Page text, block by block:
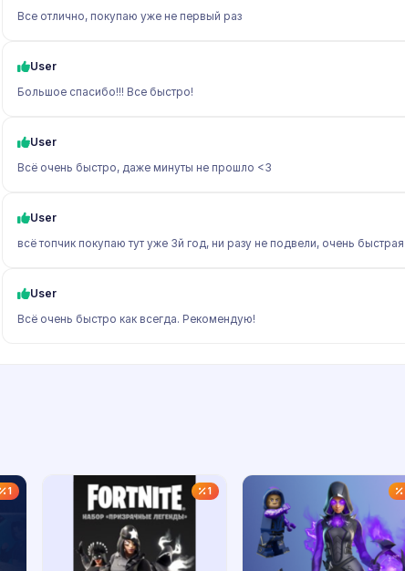
Все отлично, покупаю уже не первый раз
User
Большое спасибо!!! Все быстро!
User
Всё очень быстро, даже минуты не прошло <3
User
всё топчик покупаю тут уже 3й год, ни разу не подвели, очень
User
Всё очень быстро как всегда. Рекомендую!
1 1